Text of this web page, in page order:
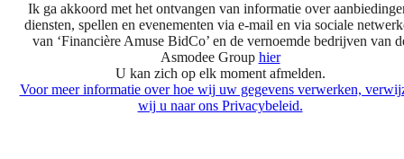
Ik ga akkoord met het ontvangen van informatie over
diensten, spellen en evenementen via e-mail en via sociale
van ‘Financière Amuse BidCo’ en de vernoemde bedrijven van
Asmodee Group hier
U kan zich op elk moment afmelden.
Voor meer informatie over hoe wij uw gegevens verwerken,
wij u naar ons Privacybeleid.